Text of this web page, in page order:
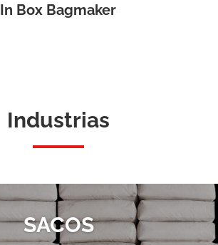
In Box Bagmaker
Industrias
SACOS